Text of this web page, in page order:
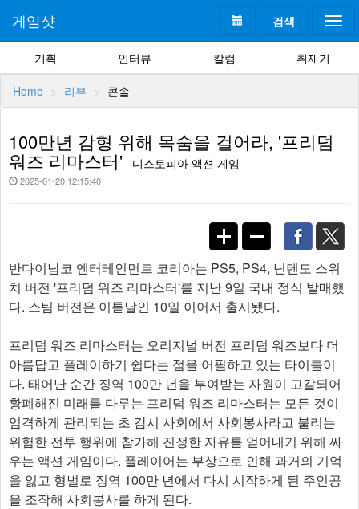
검색
게임샷
기획 인터뷰 칼럼 취재기
Home 리뷰 콘솔
100만년 감형 위해 목숨을 걸어라, '프리덤
워즈 리마스터' 디스토피아 액션 게임
2025-01-20 12:15:40
반다이남코 엔터테인먼트 코리아는 PS5, PS4, 닌텐도 스위
치 버전 '프리덤 워즈 리마스터'를 지난 9일 국내 정식 발매했
다. 스팀 버전은 이튿날인 10일 이어서 출시됐다.
프리덤 워즈 리마스터는 오리지널 버전 프리덤 워즈보다 더
아름답고 플레이하기 쉽다는 점을 어필하고 있는 타이틀이
다. 태어난 순간 징역 100만 년을 부여받는 자원이 고갈되어
황폐해진 미래를 다루는 프리덤 워즈 리마스터는 모든 것이
엄격하게 관리되는 초 감시 사회에서 사회봉사라고 불리는
위험한 전투 행위에 참가해 진정한 자유를 얻어내기 위해 싸
우는 액션 게임이다. 플레이어는 부상으로 인해 과거의 기억
을 잃고 형벌로 징역 100만 년에서 다시 시작하게 된 주인공
을 조작해 사회봉사를 하게 된다.